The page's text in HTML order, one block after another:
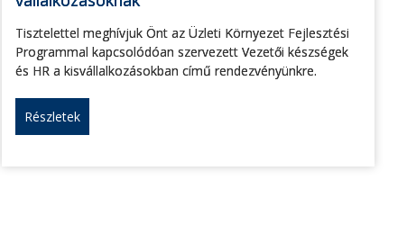
Tisztelettel meghívjuk Önt az Üzleti Környezet Fejlesztési
Programmal kapcsolódóan szervezett Vezetői készségek
és HR a kisvállalkozásokban című rendezvényünkre.
Részletek